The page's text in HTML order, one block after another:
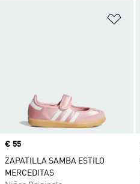
Precio
€ 55
ZAPATILLA SAMBA ESTILO
MERCEDITAS